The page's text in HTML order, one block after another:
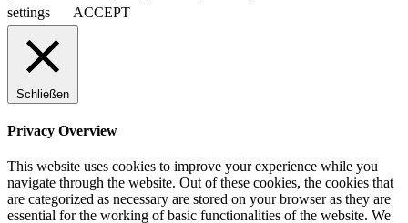
settings
ACCEPT
Schließen
Privacy Overview
This website uses cookies to improve your experience while you
navigate through the website. Out of these cookies, the cookies that
are categorized as necessary are stored on your browser as they are
essential for the working of basic functionalities of the website. We